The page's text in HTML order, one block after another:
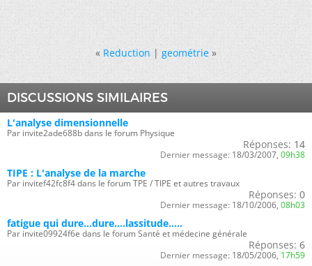
« Reduction|geométrie »
DISCUSSIONS SIMILAIRES
L'analyse dimensionnelle
Par invite2ade688b dans le forum Physique
Réponses: 14
Dernier message: 18/03/2007, 09h38
TIPE : L'analyse de la marche
Par invitef42fc8f4 dans le forum TPE / TIPE et autres travaux
Réponses: 0
Dernier message: 18/10/2006, 08h03
fatigue qui dure...dure....lassitude.....
Par invite09924f6e dans le forum Santé et médecine générale
Réponses: 6
Dernier message: 18/05/2006, 17h59